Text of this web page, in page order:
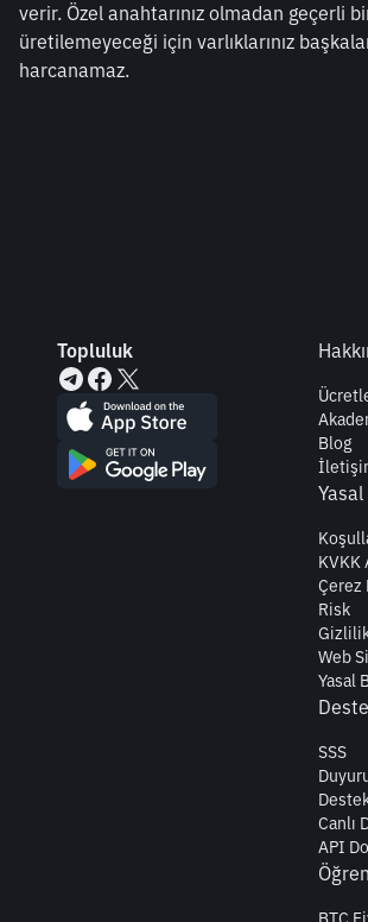
verir. Özel anahtarınız olmadan geçerli
üretilemeyeceği için varlıklarınız
harcanamaz.
Topluluk
Blog
KVKK
Çerez
Risk
Web
Yasal
SSS
Canlı
API